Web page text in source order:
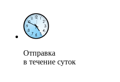
Отправка
в течение суток